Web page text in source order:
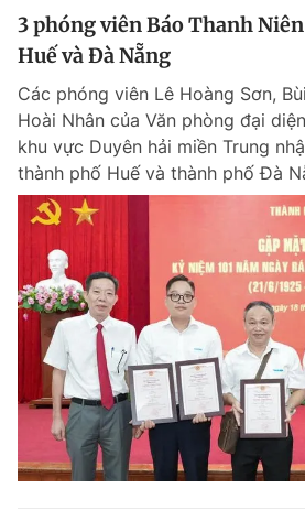
Chuyên mục khác
Chào ngày mới Tin
Tin thị trường Tin
Video
Sản phẩm khác
Tiện ích Bạn
Thông tin tài khoản
Đổi mật khẩu
Tin đã lưu
Tin đã xem
Đăng xuất
3 phóng viên Báo Thanh
Huế và Đà Nẵng
Các phóng viên Lê Hoàng Sơn,
Hoài Nhân của Văn phòng đại
khu vực Duyên hải miền Trung
thành phố Huế và thành phố Đà